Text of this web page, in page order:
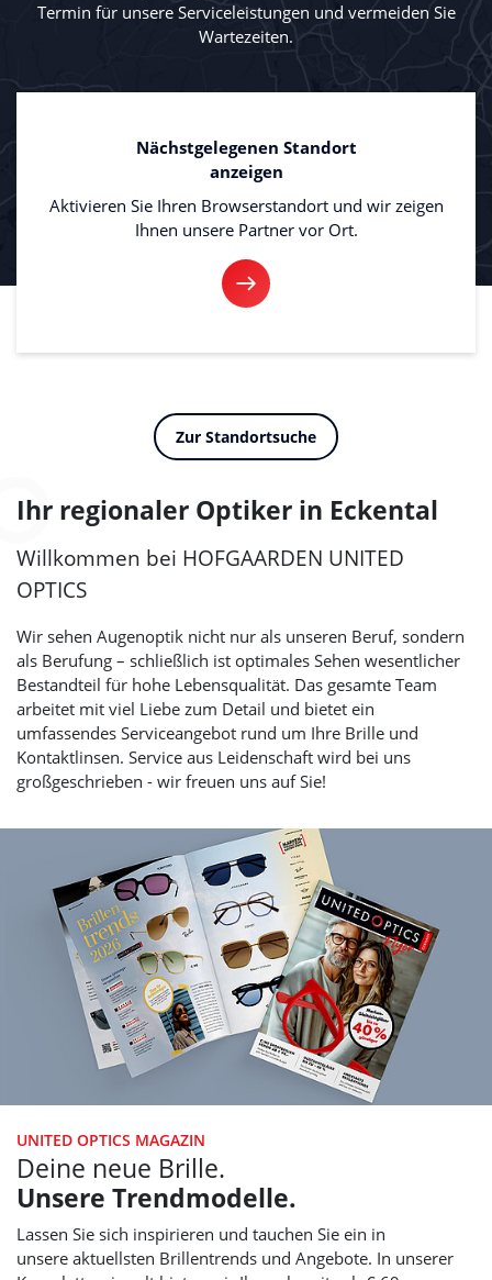
Termin für unsere Serviceleistungen und vermeiden Sie
Wartezeiten.
Nächstgelegenen Standort
anzeigen
Aktivieren Sie Ihren Browserstandort und wir zeigen
Ihnen unsere Partner vor Ort.
Zur Standortsuche
Ihr regionaler Optiker in Eckental
Willkommen bei HOFGAARDEN UNITED
OPTICS
Wir sehen Augenoptik nicht nur als unseren Beruf, sondern
als Berufung – schließlich ist optimales Sehen wesentlicher
Bestandteil für hohe Lebensqualität. Das gesamte Team
arbeitet mit viel Liebe zum Detail und bietet ein
umfassendes Serviceangebot rund um Ihre Brille und
Kontaktlinsen. Service aus Leidenschaft wird bei uns
großgeschrieben - wir freuen uns auf Sie!
UNITED OPTICS MAGAZIN
Deine neue Brille.
Unsere Trendmodelle.
Lassen Sie sich inspirieren und tauchen Sie ein in
unsere aktuellsten Brillentrends und Angebote. In unserer